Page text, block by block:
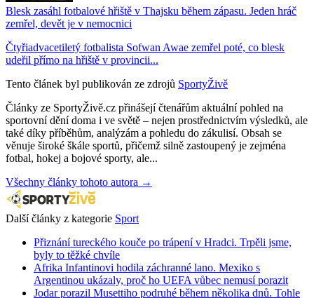
Blesk zasáhl fotbalové hřiště v Thajsku během zápasu. Jeden hráč
zemřel, devět je v nemocnici
Čtyřiadvacetiletý fotbalista Sofwan Awae zemřel poté, co blesk
udeřil přímo na hřiště v provincii...
Tento článek byl publikován ze zdrojů SportyŽivě
Články ze SportyŽivě.cz přinášejí čtenářům aktuální pohled na
sportovní dění doma i ve světě – nejen prostřednictvím výsledků, ale
také díky příběhům, analýzám a pohledu do zákulisí. Obsah se
věnuje široké škále sportů, přičemž silně zastoupený je zejména
fotbal, hokej a bojové sporty, ale...
Všechny články tohoto autora →
Další články z kategorie Sport
Přiznání tureckého kouče po trápení v Hradci. Trpěli jsme,
byly to těžké chvíle
Afrika Infantinovi hodila záchranné lano. Mexiko s
Argentinou ukázaly, proč ho UEFA vůbec nemusí porazit
Jodar porazil Musettiho podruhé během několika dnů. Tohle